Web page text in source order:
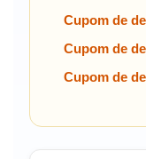
Cupom de
Cupom de
Cupom de